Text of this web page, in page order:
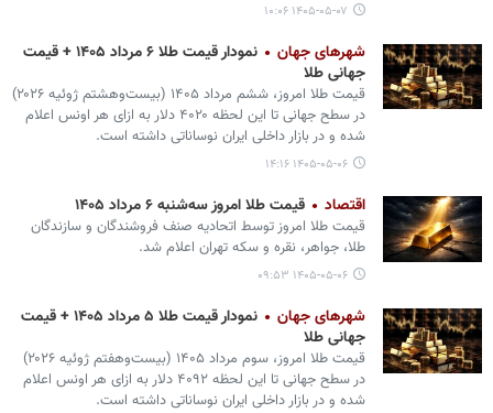
۱۴۰۵-۰۵-۰۷ ۱۰:۰۶
شهرهای جهان
نمودار قیمت طلا ۶ مرداد ۱۴۰۵ + قیمت
جهانی طلا
قیمت طلا امروز، ششم مرداد ۱۴۰۵ (‌بیست‌وهشتم ژوئیه ۲۰۲۶)
در سطح جهانی تا این لحظه ۴۰۲۰ دلار به ازای هر اونس اعلام
شده و در بازار داخلی ایران نوساناتی داشته است.
۱۴۰۵-۰۵-۰۶ ۱۴:۱۶
اقتصاد قیمت طلا امروز سه‌شنبه ۶ مرداد ۱۴۰۵
قیمت طلا امروز توسط اتحادیه صنف فروشندگان و سازندگان
طلا، جواهر، نقره و سکه تهران اعلام شد.
۱۴۰۵-۰۵-۰۶ ۰۹:۵۳
شهرهای جهان
نمودار قیمت طلا ۵ مرداد ۱۴۰۵ + قیمت
جهانی طلا
قیمت طلا امروز، سوم مرداد ۱۴۰۵ (‌بیست‌وهفتم ژوئیه ۲۰۲۶)
در سطح جهانی تا این لحظه ۴۰۹۲ دلار به ازای هر اونس اعلام
شده و در بازار داخلی ایران نوساناتی داشته است.